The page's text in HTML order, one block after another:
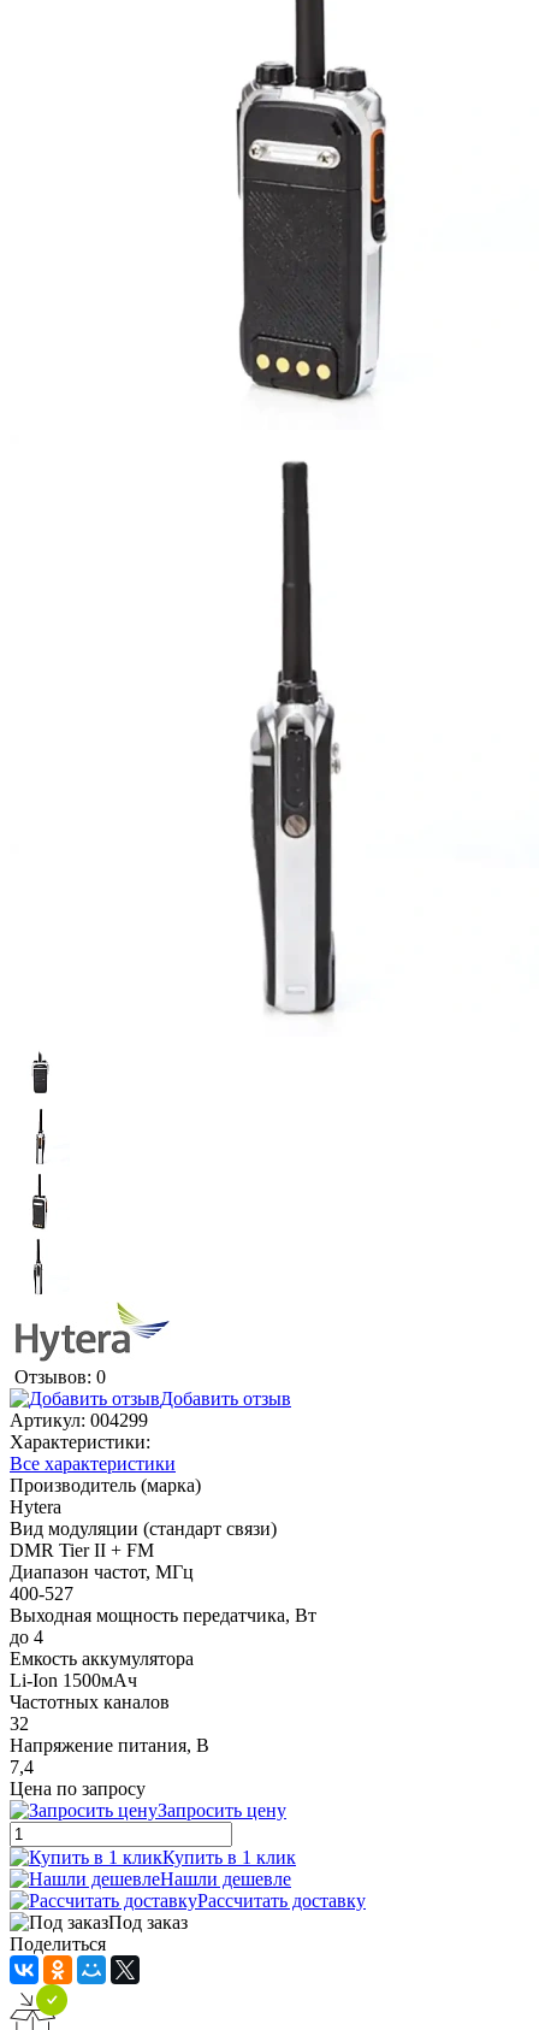
Отзывов: 0
Добавить отзыв
Артикул: 004299
Характеристики:
Все характеристики
Производитель (марка)
Hytera
Вид модуляции (стандарт связи)
DMR Tier II + FM
Диапазон частот, МГц
400-527
Выходная мощность передатчика, Вт
до 4
Емкость аккумулятора
Li-Ion 1500мАч
Частотных каналов
32
Напряжение питания, В
7,4
Цена по запросу
Запросить цену
Купить в 1 клик
Нашли дешевле
Рассчитать доставку
Под заказ
Поделиться